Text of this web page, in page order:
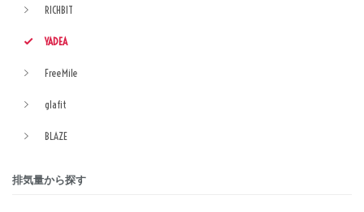
RICHBIT
YADEA
FreeMile
glafit
BLAZE
排気量から探す